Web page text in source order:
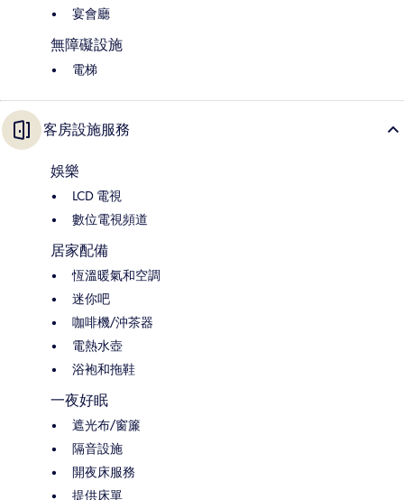
宴會廳
無障礙設施
電梯
客房設施服務
娛樂
LCD 電視
數位電視頻道
居家配備
恆溫暖氣和空調
迷你吧
咖啡機/沖茶器
電熱水壺
浴袍和拖鞋
一夜好眠
遮光布/窗簾
隔音設施
開夜床服務
提供床單